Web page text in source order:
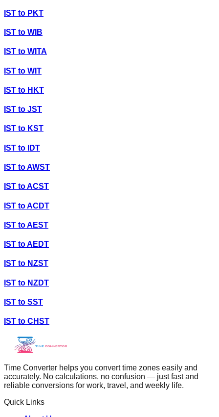
IST to PKT
IST to WIB
IST to WITA
IST to WIT
IST to HKT
IST to JST
IST to KST
IST to IDT
IST toAWST
IST toACST
IST toACDT
IST toAEST
IST toAEDT
IST to NZST
IST to NZDT
IST to SST
IST to CHST
Time Converter helps you convert time zones easily and
accurately. No calculations, no confusion — just fast and
reliable conversions for work, travel, and weekly life.
Quick Links